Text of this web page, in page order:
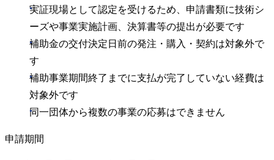
実証現場として認定を受けるため、申請書類に技術シ
ーズや事業実施計画、決算書等の提出が必要です
補助金の交付決定日前の発注・購入・契約は対象外で
す
補助事業期間終了までに支払が完了していない経費は
対象外です
同一団体から複数の事業の応募はできません
申請期間